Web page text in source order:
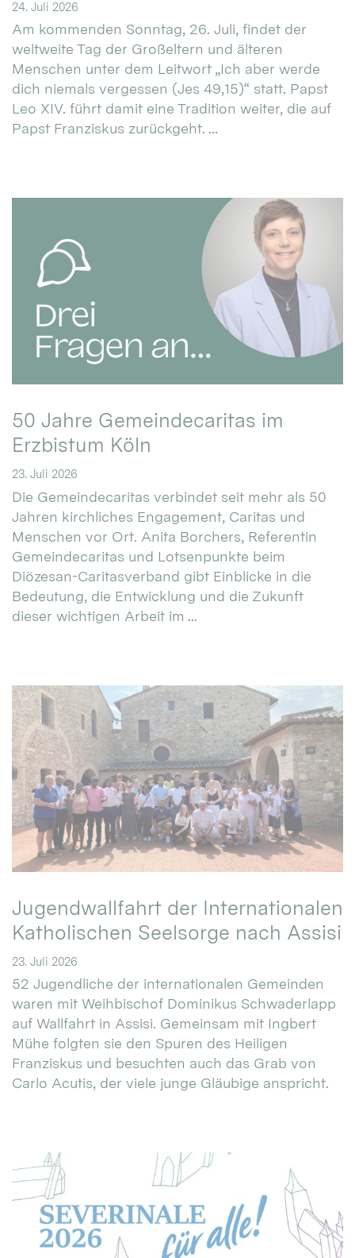
24. Juli 2026
Am kommenden Sonntag, 26. Juli, findet der
weltweite Tag der Großeltern und älteren
Menschen unter dem Leitwort „Ich aber werde
dich niemals vergessen (Jes 49,15)“ statt. Papst
Leo XIV. führt damit eine Tradition weiter, die auf
Papst Franziskus zurückgeht. ...
50 Jahre Gemeindecaritas im
Erzbistum Köln
23. Juli 2026
Die Gemeindecaritas verbindet seit mehr als 50
Jahren kirchliches Engagement, Caritas und
Menschen vor Ort. Anita Borchers, Referentin
Gemeindecaritas und Lotsenpunkte beim
Diözesan-Caritasverband gibt Einblicke in die
Bedeutung, die Entwicklung und die Zukunft
dieser wichtigen Arbeit im ...
Jugendwallfahrt der Internationalen
Katholischen Seelsorge nach Assisi
23. Juli 2026
52 Jugendliche der internationalen Gemeinden
waren mit Weihbischof Dominikus Schwaderlapp
auf Wallfahrt in Assisi. Gemeinsam mit Ingbert
Mühe folgten sie den Spuren des Heiligen
Franziskus und besuchten auch das Grab von
Carlo Acutis, der viele junge Gläubige anspricht.